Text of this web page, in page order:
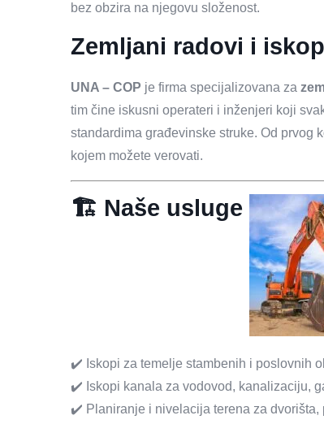
bez obzira na njegovu složenost.
Zemljani radovi i
UNA – COP je firma specijalizovana za
tim čine iskusni operateri i inženjeri koji
standardima građevinske struke. Od prvog
kojem možete verovati.
🏗️ Naše usluge
✔️ Iskopi za temelje stambenih i poslovnih
✔️ Iskopi kanala za vodovod, kanalizaciju,
✔️ Planiranje i nivelacija terena za dvorišta,